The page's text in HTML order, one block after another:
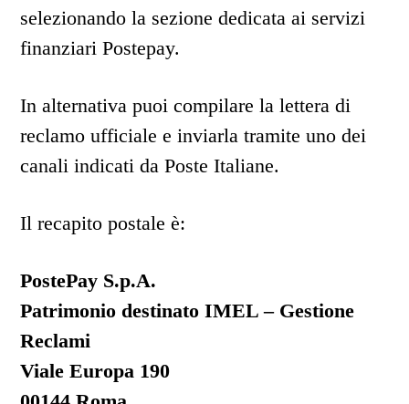
selezionando la sezione dedicata ai servizi
finanziari Postepay.
In alternativa puoi compilare la lettera di
reclamo ufficiale e inviarla tramite uno dei
canali indicati da Poste Italiane.
Il recapito postale è:
PostePay S.p.A.
Patrimonio destinato IMEL – Gestione
Reclami
Viale Europa 190